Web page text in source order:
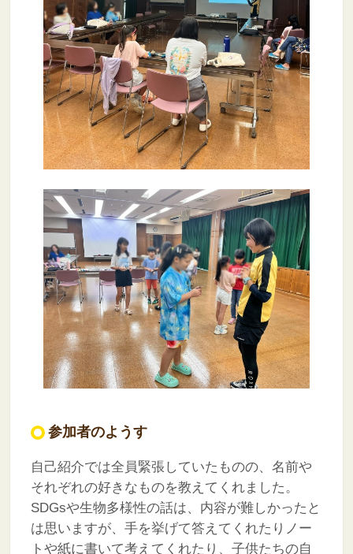
参加者のようす
自己紹介では全員緊張していたものの、名前や
それぞれの好きなものを教えてくれました。
SDGsや生物多様性の話は、内容が難しかったと
は思いますが、手を挙げて答えてくれたりノー
トや紙に書いて考えてくれたり、子供たちの自